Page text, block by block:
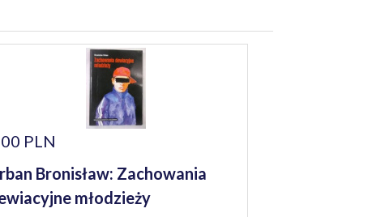
PLN
Bronisław: Zachowania
młodzieży